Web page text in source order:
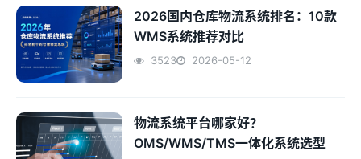
2026国内仓库物流系统排名：10款
WMS系统推荐对比
3523 2026-05-12
物流系统平台哪家好？
OMS/WMS/TMS一体化系统选型